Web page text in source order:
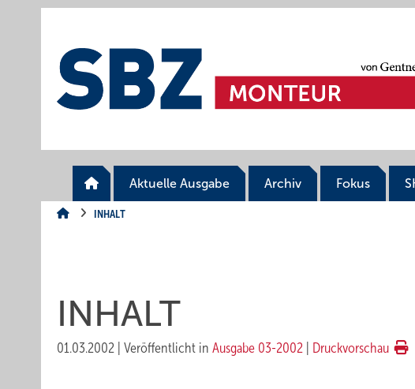
Aktuelle Ausgabe Archiv Fokus
INHALT
INHALT
01.03.2002 Veröffentlicht in Ausgabe 03-2002 Druckvorschau